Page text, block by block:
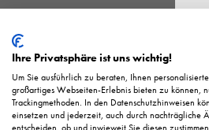
Ihre Privatsphäre ist uns wichtig!
Um Sie ausführlich zu beraten, Ihnen
großartiges Webseiten-Erlebnis bieten zu können,
Trackingmethoden. In den Datenschutzhinweisen
einsetzen und jederzeit, auch durch nachträgliche